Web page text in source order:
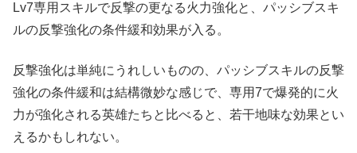
Lv7専用スキルで反撃の更なる火力強化と、パッシブスキ
ルの反撃強化の条件緩和効果が入る。
反撃強化は単純にうれしいものの、パッシブスキルの反撃
強化の条件緩和は結構微妙な感じで、専用7で爆発的に火
力が強化される英雄たちと比べると、若干地味な効果とい
えるかもしれない。